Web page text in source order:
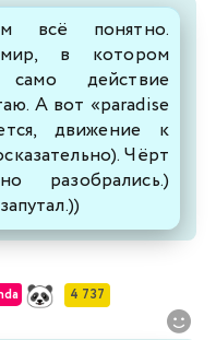
всё понятно.
в котором
само действие
А вот «paradise
движение к
Чёрт
разобрались.)
4 737